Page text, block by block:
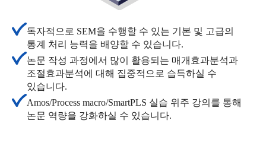
독자적으로 SEM을 수행할 수 있는 기본 및 고급의
통계 처리 능력을 배양할 수 있습니다.
논문 작성 과정에서 많이 활용되는 매개효과분석과
조절효과분석에 대해 집중적으로 습득하실 수
있습니다.
Amos/Process macro/SmartPLS 실습 위주 강의를 통해
논문 역량을 강화하실 수 있습니다.